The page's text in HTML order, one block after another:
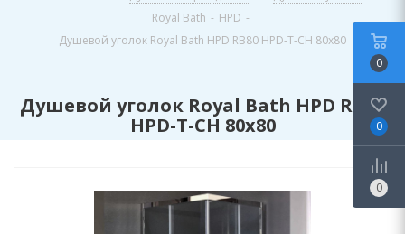
Royal Bath - HPD -
Душевой уголок Royal Bath HPD RB80 HPD-T-CH 80x80
Душевой уголок Royal Bath HPD RB80
HPD-T-CH 80x80
0
0
0